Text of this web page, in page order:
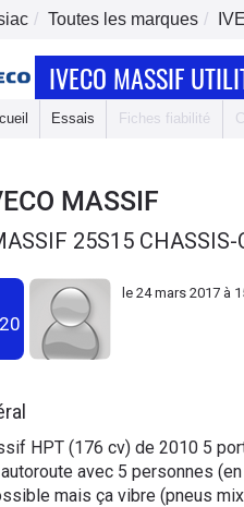
Toutes les marques
IVECO MASSIF
Essais Fiches fiabilité
MASSIF
25S15
le 24 mars 2017 à
HPT (176 cv) de 2010 5
avec 5 personnes
mais ça vibre (pneus